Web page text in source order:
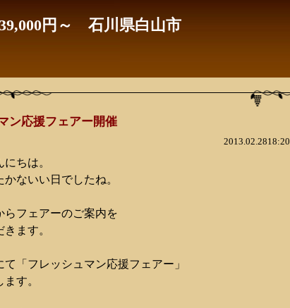
円～ 石川県白山市
ン応援フェアー開催
2013.02.2818:20
ちは。
ないい日でしたね。
らフェアーのご案内を
ます。
「フレッシュマン応援フェアー」
す。